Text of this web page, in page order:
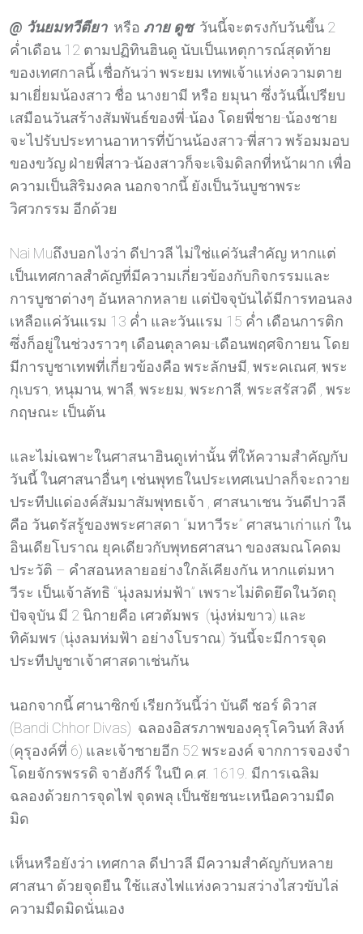
@ วันยมทวีตียา หรือ ภาย ดูซวันนี้จะตรงกับวันขึ้น 2
ค่ำเดือน 12 ตามปฏิทินฮินดู นับเป็นเหตุการณ์สุดท้าย
ของเทศกาลนี้ เชื่อกันว่า พระยม เทพเจ้าแห่งความตาย
มาเยี่ยมน้องสาว ชื่อ นางยามี หรือ ยมุนา ซึ่งวันนี้เปรียบ
เสมือนวันสร้างสัมพันธ์ของพี่-น้อง โดยพี่ชาย-น้องชาย
จะไปรับประทานอาหารที่บ้านน้องสาว-พี่สาว พร้อมมอบ
ของขวัญ ฝ่ายพี่สาว-น้องสาวก็จะเจิมดิลกที่หน้าผาก เพื่อ
ความเป็นสิริมงคล นอกจากนี้ ยังเป็นวันบูชาพระ
วิศวกรรม อีกด้วย
Nai Muถึงบอกไงว่า ดีปาวลี ไม่ใช่แค่วันสำคัญ หากแต่
เป็นเทศกาลสำคัญที่มีความเกี่ยวข้องกับกิจกรรมและ
การบูชาต่างๆ อันหลากหลาย แต่ปัจจุบันได้มีการทอนลง
เหลือแค่วันแรม 13 ค่ำ และวันแรม 15 ค่ำ เดือนการติก
ซึ่งก็อยู่ในช่วงราวๆ เดือนตุลาคม-เดือนพฤศจิกายน โดย
มีการบูชาเทพที่เกี่ยวข้องคือ พระลักษมี, พระคเณศ, พระ
กุเบรา, หนุมาน, พาลี, พระยม, พระกาลี, พระสรัสวดี , พระ
กฤษณะ เป็นต้น
และไม่เฉพาะในศาสนาฮินดูเท่านั้น ที่ให้ความสำคัญกับ
วันนี้ ในศาสนาอื่นๆ เช่นพุทธในประเทศเนปาลก็จะถวาย
ประทีปแด่องค์สัมมาสัมพุทธเจ้า , ศาสนาเชน วันดีปาวลี
คือ วันตรัสรู้ของพระศาสดา “มหาวีระ” ศาสนาเก่าแก่ ใน
อินเดียโบราณ ยุคเดียวกับพุทธศาสนา ของสมณโคดม
ประวัติ – คำสอนหลายอย่างใกล้เคียงกัน หากแต่มหา
วีระ เป็นเจ้าลัทธิ “นุ่งลมห่มฟ้า” เพราะไม่ติดยึดในวัตถุ
ปัจจุบัน มี 2 นิกายคือ เศวตัมพร (นุ่งห่มขาว) และ
ทิคัมพร (นุ่งลมห่มฟ้า อย่างโบราณ) วันนี้จะมีการจุด
ประทีปบูชาเจ้าศาสดาเช่นกัน
นอกจากนี้ ศานาซิกข์ เรียกวันนี้ว่า บันดี ชอร์ ดิวาส
(Bandi Chhor Divas) ฉลองอิสรภาพของคุรุโควินท์ สิงห์
(คุรุองค์ที่ 6) และเจ้าชายอีก 52 พระองค์ จากการจองจำ
โดยจักรพรรดิ จาฮังกีร์ ในปี ค.ศ. 1619. มีการเฉลิม
ฉลองด้วยการจุดไฟ จุดพลุ เป็นชัยชนะเหนือความมืด
มิด
เห็นหรือยังว่า เทศกาล ดีปาวลี มีความสำคัญกับหลาย
ศาสนา ด้วยจุดยืน ใช้แสงไฟแห่งความสว่างไสวขับไล่
ความมืดมิดนั่นเอง